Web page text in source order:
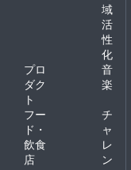
域
活
性
化
プロ
ダク
ト
音
楽
フー
ド・
飲食
店
チ
ャ
レ
ン